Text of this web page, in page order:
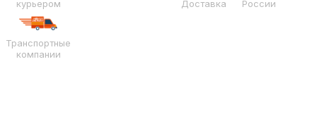
курьером
Доставка
России
Транспортные
компании